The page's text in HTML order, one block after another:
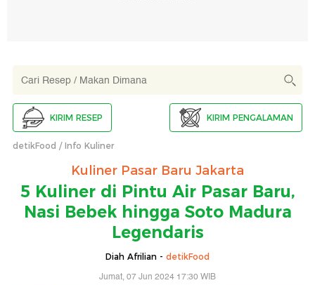
KIRIM RESEP KIRIM PENGALAMAN
detikFood Info Kuliner
Kuliner Pasar Baru Jakarta
5 Kuliner di Pintu Air Pasar Baru,
Nasi Bebek hingga Soto Madura
Legendaris
Diah Afrilian - detikFood
Jumat, 07 Jun 2024 17:30 WIB